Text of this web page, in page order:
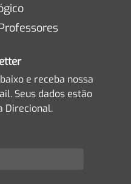
e receba nossa
Seus dados estão
Direcional.